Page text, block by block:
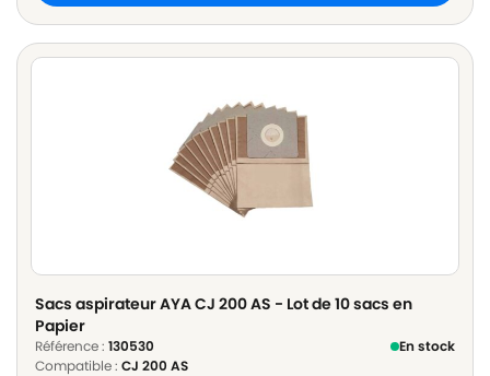
Sacs aspirateur AYA CJ 200 AS - Lot de 10 sacs en
Papier
Référence : 130530
En stock
Compatible : CJ 200 AS